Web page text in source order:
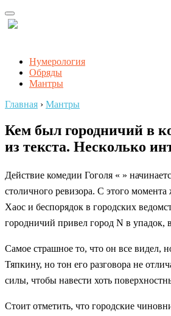
Нумерология
Обряды
Мантры
Главная › Мантры
Кем был городничий в
из текста. Несколько
Действие комедии Гоголя « »
столичного ревизора. С этого
Хаос и беспорядок в городских
городничий привел город N в упадок,
Самое страшное то, что он все видел,
Тяпкину, но тон его разговора не
силы, чтобы навести хоть
Стоит отметить, что городские